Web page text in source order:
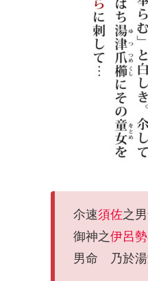
尒速須佐之
御神之伊呂勢
男命 乃於